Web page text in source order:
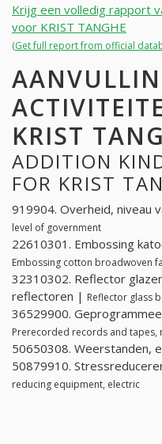
Krijg een volledig rapport
voor KRIST TANGHE
(Get full report from official
KRIST
ADDITION
FOR KRIST
919904. Overheid, niveau
level of government
22610301. Embossing
Embossing cotton broadwoven
32310302. Reflector
reflectoren | Reflector glass
36529900.
Prerecorded records and tapes,
50650308. Weerstanden,
50879910.
reducing equipment, electric